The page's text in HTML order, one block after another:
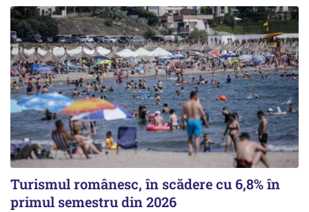
Turismul românesc, în scădere cu 6,8% în
primul semestru din 2026